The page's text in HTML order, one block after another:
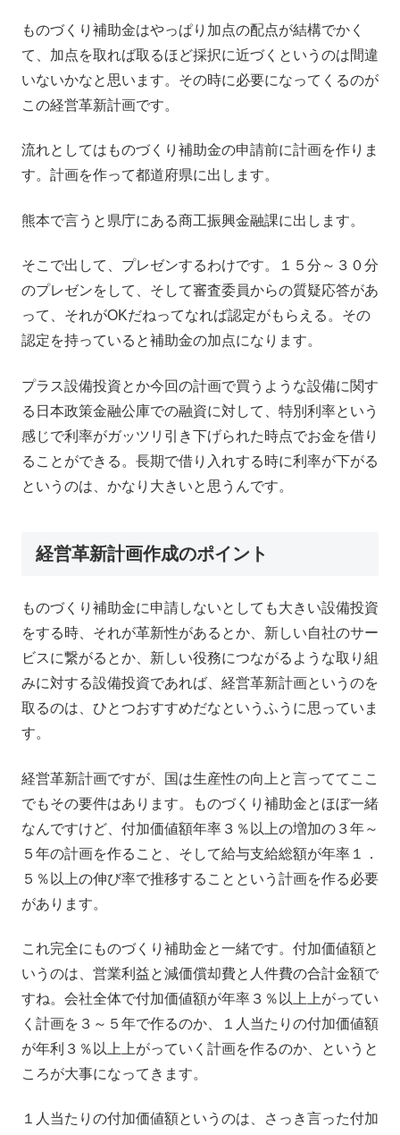
ものづくり補助金はやっぱり加点の配点が結構でかく
て、加点を取れば取るほど採択に近づくというのは間違
いないかなと思います。その時に必要になってくるのが
この経営革新計画です。
流れとしてはものづくり補助金の申請前に計画を作りま
す。計画を作って都道府県に出します。
熊本で言うと県庁にある商工振興金融課に出します。
そこで出して、プレゼンするわけです。１５分～３０分
のプレゼンをして、そして審査委員からの質疑応答があ
って、それがOKだねってなれば認定がもらえる。その
認定を持っていると補助金の加点になります。
プラス設備投資とか今回の計画で買うような設備に関す
る日本政策金融公庫での融資に対して、特別利率という
感じで利率がガッツリ引き下げられた時点でお金を借り
ることができる。長期で借り入れする時に利率が下がる
というのは、かなり大きいと思うんです。
経営革新計画作成のポイント
ものづくり補助金に申請しないとしても大きい設備投資
をする時、それが革新性があるとか、新しい自社のサー
ビスに繋がるとか、新しい役務につながるような取り組
みに対する設備投資であれば、経営革新計画というのを
取るのは、ひとつおすすめだなというふうに思っていま
す。
経営革新計画ですが、国は生産性の向上と言っててここ
でもその要件はあります。ものづくり補助金とほぼ一緒
なんですけど、付加価値額年率３％以上の増加の３年～
５年の計画を作ること、そして給与支給総額が年率１．
５％以上の伸び率で推移することという計画を作る必要
があります。
これ完全にものづくり補助金と一緒です。付加価値額と
いうのは、営業利益と減価償却費と人件費の合計金額で
すね。会社全体で付加価値額が年率３％以上上がってい
く計画を３～５年で作るのか、１人当たりの付加価値額
が年利３％以上上がっていく計画を作るのか、というと
ころが大事になってきます。
１人当たりの付加価値額というのは、さっき言った付加